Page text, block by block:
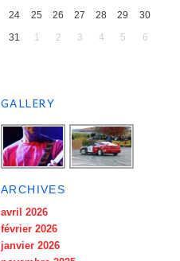
24
25 26 27 28 29
30
31
1 2 3 4 5 6
GALLERY
ARCHIVES
avril 2026
février 2026
janvier 2026